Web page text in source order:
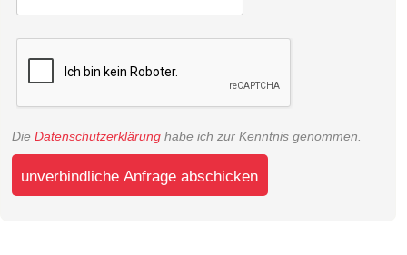
Die Datenschutzerklärung habe ich zur Kenntnis genommen.
unverbindliche Anfrage abschicken